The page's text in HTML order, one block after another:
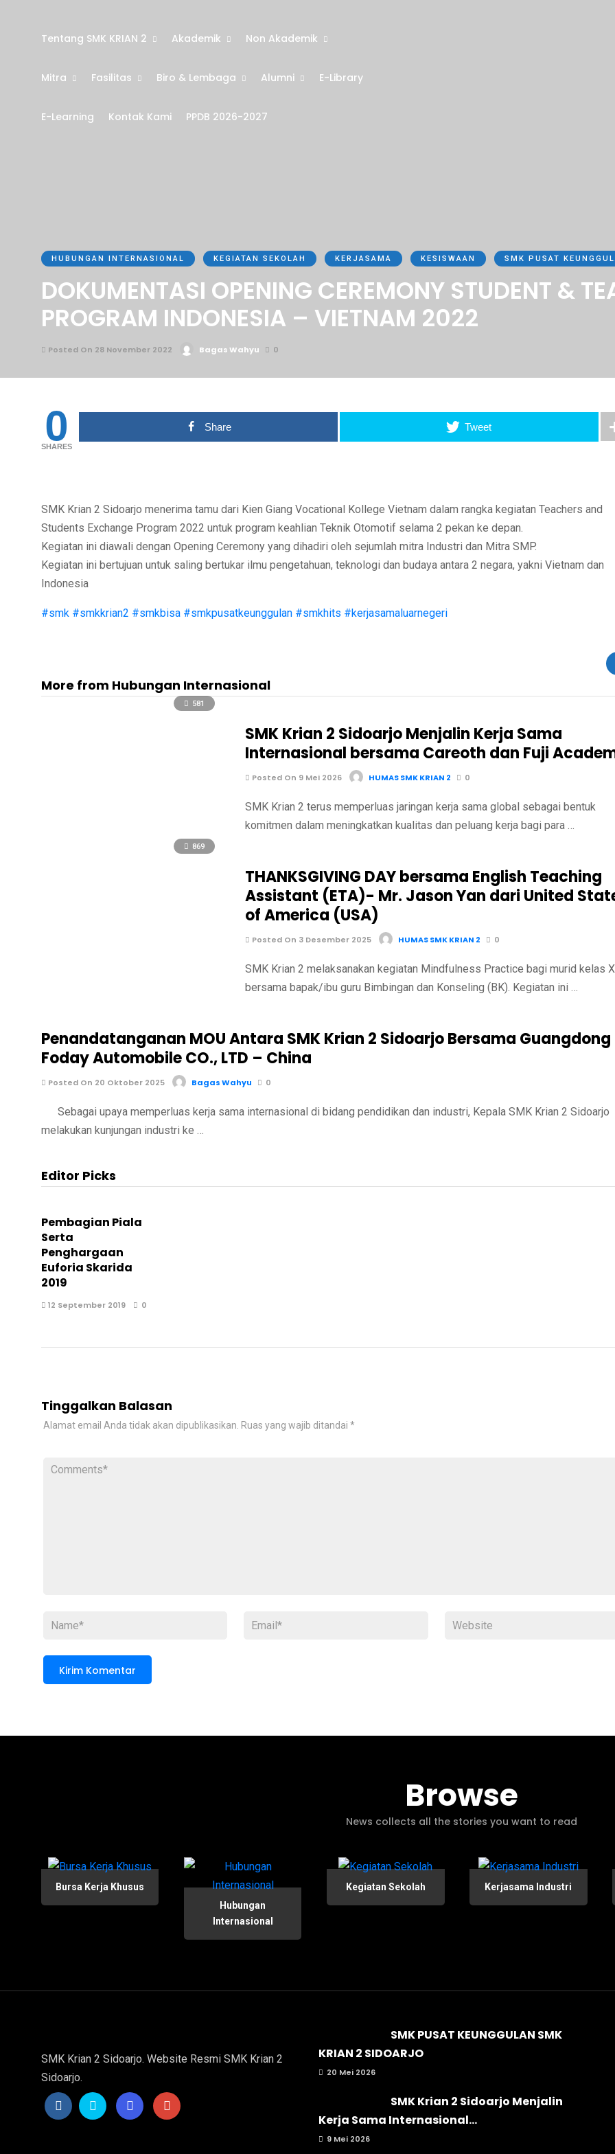
Tentang SMK KRIAN 2 Akademik Non Akademik
Mitra Fasilitas Biro & Lembaga Alumni E-Library
E-Learning Kontak Kami PPDB 2026-2027
HUBUNGAN INTERNASIONAL KEGIATAN SEKOLAH KERJASAMA KESISWAAN SMK PUSAT
DOKUMENTASI OPENING CEREMONY STUDENT &
PROGRAM INDONESIA – VIETNAM 2022
Posted On 28 November 2022 Bagas Wahyu 0
0
SHARES
Share Tweet
SMK Krian 2 Sidoarjo menerima tamu dari Kien Giang Vocational Kollege Vietnam dalam rangka kegiatan Teachers and
Students Exchange Program 2022 untuk program keahlian Teknik Otomotif selama 2 pekan ke depan.
Kegiatan ini diawali dengan Opening Ceremony yang dihadiri oleh sejumlah mitra Industri dan Mitra SMP.
Kegiatan ini bertujuan untuk saling bertukar ilmu pengetahuan, teknologi dan budaya antara 2 negara, yakni Vietnam dan
Indonesia
#smk #smkkrian2 #smkbisa #smkpusatkeunggulan #smkhits #kerjasamaluarnegeri
More from Hubungan Internasional
581
SMK Krian 2 Sidoarjo Menjalin Kerja Sama
Internasional bersama Careoth dan Fuji
Posted On 9 Mei 2026 HUMAS SMK KRIAN 2 0
SMK Krian 2 terus memperluas jaringan kerja sama global sebagai bentuk
komitmen dalam meningkatkan kualitas dan peluang kerja bagi para …
869
THANKSGIVING DAY bersama English Teaching
Assistant (ETA)- Mr. Jason Yan dari United
of America (USA)
Posted On 3 Desember 2025 HUMAS SMK KRIAN 2 0
SMK Krian 2 melaksanakan kegiatan Mindfulness Practice bagi murid kelas
bersama bapak/ibu guru Bimbingan dan Konseling (BK). Kegiatan ini …
Penandatanganan MOU Antara SMK Krian 2 Sidoarjo Bersama Guangdong
Foday Automobile CO., LTD – China
Posted On 20 Oktober 2025 Bagas Wahyu 0
Sebagai upaya memperluas kerja sama internasional di bidang pendidikan dan industri, Kepala SMK Krian 2 Sidoarjo
melakukan kunjungan industri ke …
Editor Picks
Pembagian Piala
Serta
Penghargaan
Euforia Skarida
2019
12 September 2019 0
Tinggalkan Balasan
Alamat email Anda tidak akan dipublikasikan. Ruas yang wajib ditandai *
Browse
News collects all the stories you want to read
Bursa Kerja Khusus
Hubungan
Internasional
Kegiatan Sekolah Kerjasama Industri
SMK Krian 2 Sidoarjo. Website Resmi SMK Krian 2
Sidoarjo.
SMK PUSAT KEUNGGULAN SMK
KRIAN 2 SIDOARJO
20 Mei 2026
SMK Krian 2 Sidoarjo Menjalin
Kerja Sama Internasional...
9 Mei 2026